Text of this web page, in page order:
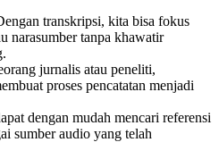
transkripsi, kita bisa fokus
narasumber tanpa khawatir
jurnalis atau peneliti,
proses pencatatan menjadi
dengan mudah mencari referensi
sumber audio yang telah